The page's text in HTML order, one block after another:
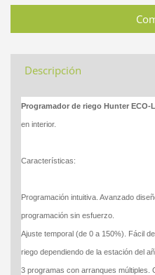
Descripción
Programador de riego Hunter ECO-
en interior.
Características:
Programación intuitiva. Avanzado
programación sin esfuerzo.
Ajuste temporal (de 0 a 150%). Fácil
riego dependiendo de la estación del
3 programas con arranques múltiples.